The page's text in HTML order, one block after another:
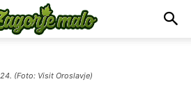
(Foto: Visit Oroslavje)